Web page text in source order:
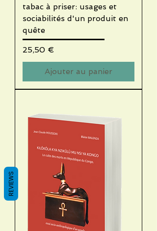
tabac à priser: usages et
sociabilités d'un produit en
quête
Prix
25,50 €
Ajouter au panier
REVIEWS